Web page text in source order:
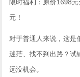
限时福利：原价1698
元！
对于普通人来说，这是
迷茫、找不到出路？试
远没机会。